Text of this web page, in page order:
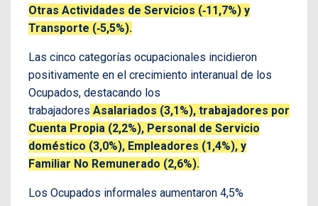
Otras Actividades de Servicios (‐11,7%) y
Transporte (‐5,5%).
Las cinco categorías ocupacionales incidieron
positivamente en el crecimiento interanual de los
Ocupados, destacando los
trabajadores Asalariados (3,1%), trabajadores por
Cuenta Propia (2,2%), Personal de Servicio
doméstico (3,0%), Empleadores (1,4%), y
Familiar No Remunerado (2,6%).
Los Ocupados informales aumentaron 4,5%